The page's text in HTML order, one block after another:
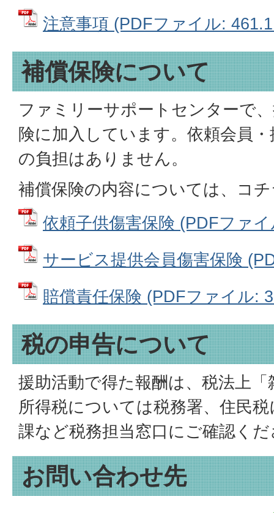
注意事項 (PDFファイル:
補償保険について
ファミリーサポートセンターで
険に加入しています。依頼会員
の負担はありません。
補償保険の内容については、コ
依頼子供傷害保険 (PDFファ
サービス提供会員傷害保険
賠償責任保険 (PDFファイル:
税の申告について
援助活動で得た報酬は、税法上
所得税については税務署、住民
課など税務担当窓口にご確認く
お問い合わせ先